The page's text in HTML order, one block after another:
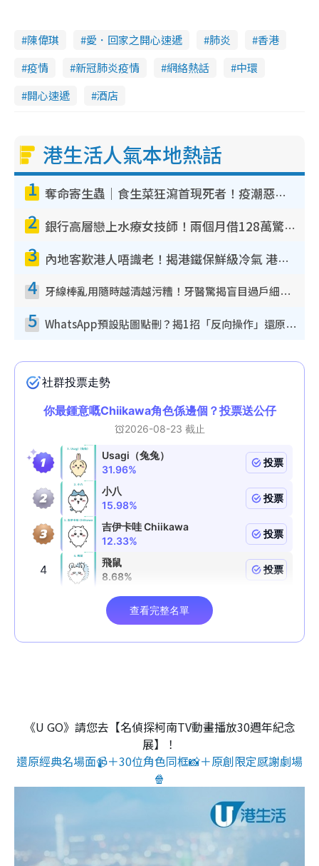
陳偉琪 愛．回家之開心速遞 肺炎
香港
疫情
新冠肺炎疫情 網絡熱話
中環
開心速遞
酒店
港生活人氣本地熱話
1 奪命寄生蟲｜食生菜狂瀉首現死者！疫潮惡化錄1.8萬宗病例 揭洗菜3大謬誤
2 銀行高層戀上水療女技師！兩個月借128萬驚覺「沉船」沉落火海 揭背後疑似邪教操控賣淫
3 內地客歎港人唔識老！揭港鐵保鮮級冷氣 港人求放過：咪投訴
4 牙線棒亂用隨時越清越污糟！牙醫驚揭盲目過戶細菌恐致蛀牙：呢種先係日常真保養
5 WhatsApp預設貼圖點刪？揭1招「反向操作」還原簡潔介面 附3步實測教學
《U GO》請您去【名偵探柯南TV動畫播放30週年紀念
展】！
還原經典名場面📹＋30位角色同框📸＋原創限定感謝劇場
🍿